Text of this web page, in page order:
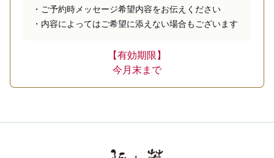
・ご予約時メッセージ希望内容をお伝えください
・内容によってはご希望に添えない場合もございます
【有効期限】
今月末まで